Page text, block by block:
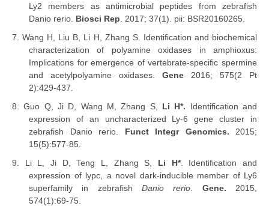
Ly2 members as antimicrobial peptides from zebrafish
Danio rerio. Biosci Rep . 2017; 37(1). pii: BSR20160265.
7.Wang H, Liu B, Li H, Zhang S. Identification and biochemical
characterization of polyamine oxidases in amphioxus:
Implications for emergence of vertebrate-specific spermine
and acetylpolyamine oxidases. Gene 2016; 575(2 Pt
2):429-437.
8.Guo Q, Ji D, Wang M, Zhang S, Li H*. Identification and
expression of an uncharacterized Ly-6 gene cluster in
zebrafish Danio rerio. Funct Integr Genomics. 2015;
15(5):577-85.
9. Li L, Ji D, Teng L, Zhang S, Li H*. Identification and
expression of lypc, a novel dark-inducible member of Ly6
superfamily in zebrafish Danio rerio Gene. 2015,
574(1):69-75.